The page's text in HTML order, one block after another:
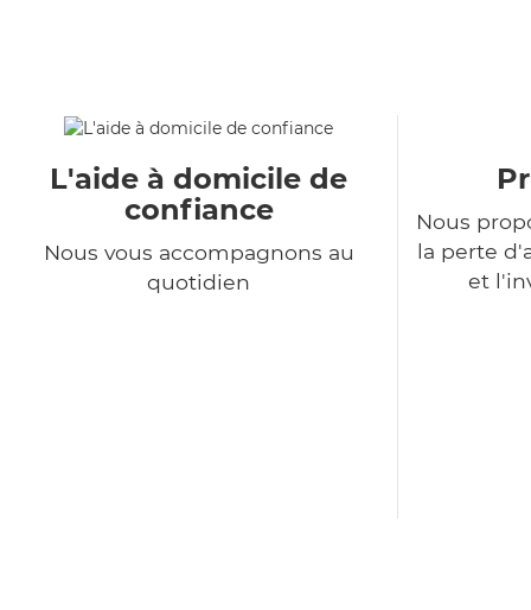
L'aide à domicile de
confiance
Nous vous accompagnons au
quotidien
Nous
la perte
et